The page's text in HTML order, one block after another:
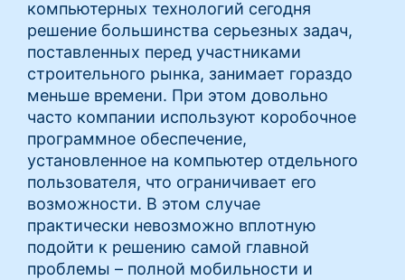
компьютерных технологий сегодня
решение большинства серьезных задач,
поставленных перед участниками
строительного рынка, занимает гораздо
меньше времени. При этом довольно
часто компании используют коробочное
программное обеспечение,
установленное на компьютер отдельного
пользователя, что ограничивает его
возможности. В этом случае
практически невозможно вплотную
подойти к решению самой главной
проблемы – полной мобильности и